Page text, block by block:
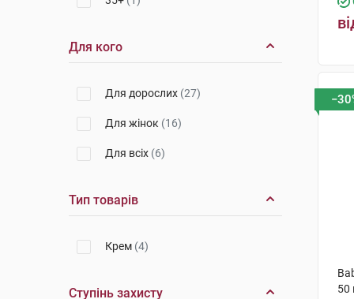
Для кого
Для дорослих (27)
Для жінок (16)
Для всіх (6)
Тип товарів
Крем (4)
Ступінь захисту
50